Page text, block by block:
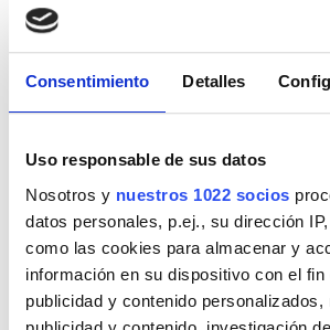
Consentimiento Detalles
Uso responsable de sus datos
Nosotros y nuestros 1022 socios
datos personales, p.ej., su dirección
como las cookies para almacenar y
información en su dispositivo con el fin
publicidad y contenido personalizados,
Miércoles 07:30 -
Jueves 07:30 -
Viernes 07:30 -